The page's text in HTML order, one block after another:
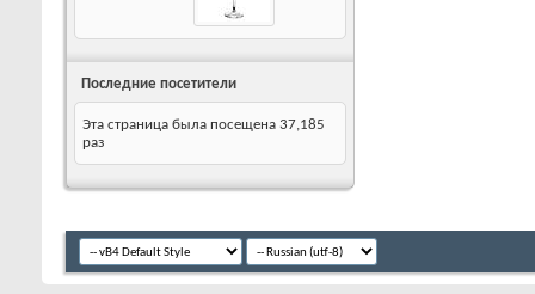
Последние посетители
Эта страница была посещена 37,185
раз